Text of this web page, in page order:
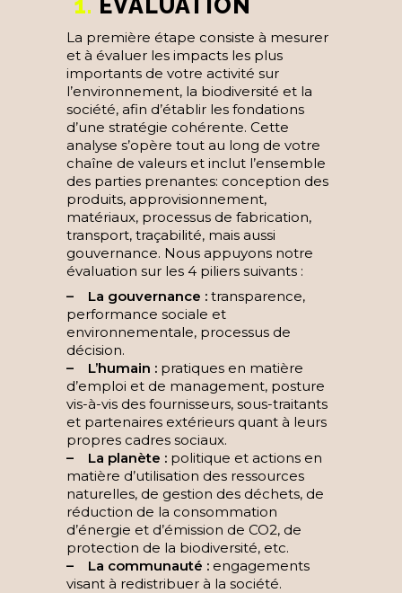
La première étape consiste à mesurer
et à évaluer les impacts les plus
importants de votre activité sur
l’environnement, la biodiversité et la
société, afin d’établir les fondations
d’une stratégie cohérente. Cette
analyse s’opère tout au long de votre
chaîne de valeurs et inclut l’ensemble
des parties prenantes: conception des
produits, approvisionnement,
matériaux, processus de fabrication,
transport, traçabilité, mais aussi
gouvernance. Nous appuyons notre
évaluation sur les 4 piliers suivants :
– La gouvernance : transparence,
performance sociale et
environnementale, processus de
décision.
– L’humain : pratiques en matière
d’emploi et de management, posture
vis-à-vis des fournisseurs, sous-traitants
et partenaires extérieurs quant à leurs
propres cadres sociaux.
– La planète : politique et actions en
matière d’utilisation des ressources
naturelles, de gestion des déchets, de
réduction de la consommation
d’énergie et d’émission de CO2, de
protection de la biodiversité, etc.
– La communauté : engagements
visant à redistribuer à la société.